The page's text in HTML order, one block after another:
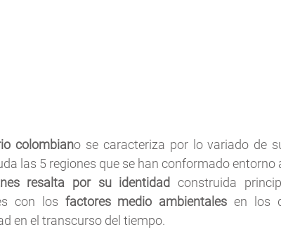
colombiano se caracteriza por lo variado de
las 5 regiones que se han conformado entorno
resalta por su identidad construida
con los factores medio ambientales en los
en el transcurso del tiempo.